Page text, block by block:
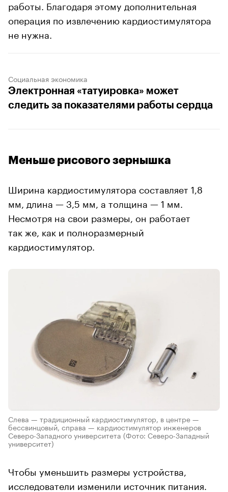
работы. Благодаря этому дополнительная
операция по извлечению кардиостимулятора
не нужна.
Социальная экономика
Электронная «татуировка» может
следить за показателями работы сердца
Меньше рисового зернышка
Ширина кардиостимулятора составляет 1,8
мм, длина — 3,5 мм, а толщина — 1 мм.
Несмотря на свои размеры, он работает
так же, как и полноразмерный
кардиостимулятор.
Слева — традиционный кардиостимулятор, в центре —
бессвинцовый, справа — кардиостимулятор инженеров
Северо-Западного университета (Фото: Северо-Западный
университет)
Чтобы уменьшить размеры устройства,
исследователи изменили источник питания.